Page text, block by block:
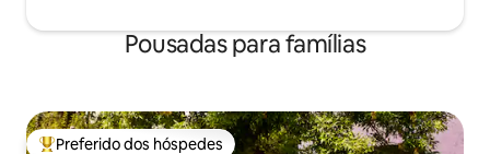
Pousadas para famílias
Preferido dos hóspedes